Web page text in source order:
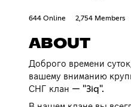
644 Online 2,754 Members
ABOUT
Доброго времени
вашему вниманию
СНГ клан — "3iq".